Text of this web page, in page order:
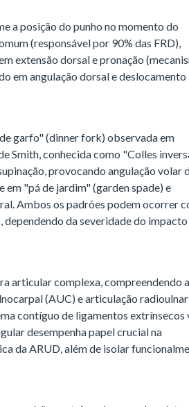
a posição do punho no momento do
(responsável por 90% das FRD),
extensão dorsal e pronação
em angulação dorsal e deslocamento
garfo" (dinner fork) observada em
Smith, conhecida como "Colles
provocando angulação volar
"pá de jardim" (garden spade) e
Ambos os padrões podem ocorrer
da severidade do impacto
articular complexa, compreendendo a
(AUC) e articulação radioulnar
contíguo de ligamentos extrínsecos
desempenha papel crucial na
da ARUD, além de isolar